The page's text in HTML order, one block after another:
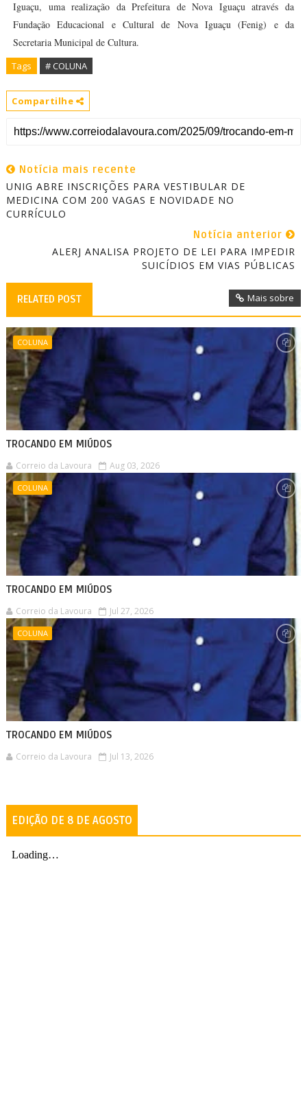
Iguaçu, uma realização da Prefeitura de Nova Iguaçu através da
Fundação Educacional e Cultural de Nova Iguaçu (Fenig) e da
Secretaria Municipal de Cultura.
Tags # COLUNA
Compartilhe
Notícia mais recente
UNIG ABRE INSCRIÇÕES PARA VESTIBULAR DE
MEDICINA COM 200 VAGAS E NOVIDADE NO
CURRÍCULO
Notícia anterior
ALERJ ANALISA PROJETO DE LEI PARA IMPEDIR
SUICÍDIOS EM VIAS PÚBLICAS
RELATED POST Mais sobre
COLUNA
TROCANDO EM MIÚDOS
Correio da Lavoura Aug 03, 2026
COLUNA
TROCANDO EM MIÚDOS
Correio da Lavoura Jul 27, 2026
COLUNA
TROCANDO EM MIÚDOS
Correio da Lavoura Jul 13, 2026
EDIÇÃO DE 8 DE AGOSTO